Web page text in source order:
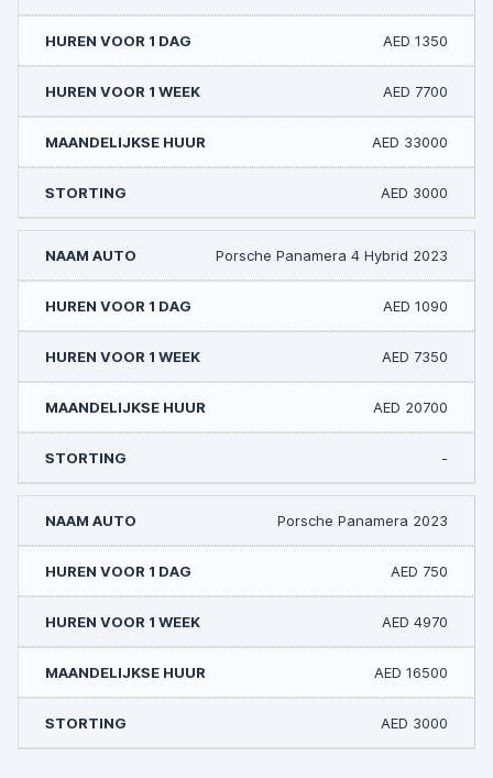
AED 1350
AED 7700
AED 33000
AED 3000
Porsche Panamera 4 Hybrid 2023
AED 1090
AED 7350
AED 20700
-
Porsche Panamera 2023
AED 750
AED 4970
AED 16500
AED 3000